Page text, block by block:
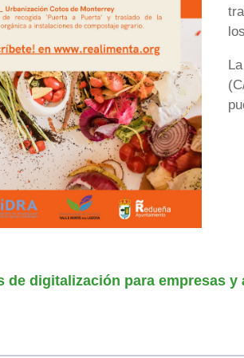
de digitalización para empresas y